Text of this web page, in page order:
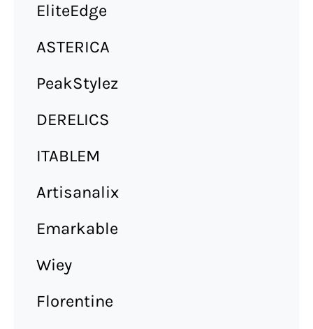
EliteEdge
ASTERICA
PeakStylez
DERELICS
ITABLEM
Artisanalix
Emarkable
Wiey
Florentine